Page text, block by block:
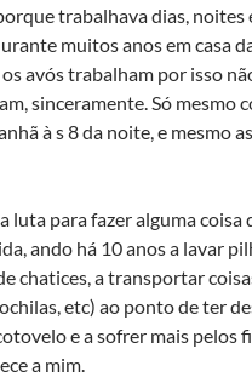
trabalhava dias, noites
muitos anos em casa
avós trabalham por isso
sinceramente. Só mesmo
à s 8 da noite, e mesmo
luta para fazer alguma coisa
ando há 10 anos a lavar
chatices, a transportar
etc) ao ponto de ter
e a sofrer mais pelos
a mim.